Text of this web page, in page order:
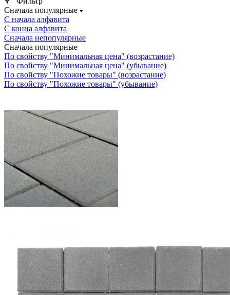
Сначала популярные
С начала алфавита
С конца алфавита
Сначала непопулярные
Сначала популярные
По свойству "Минимальная цена" (возрастание)
По свойству "Минимальная цена" (убывание)
По свойству "Похожие товары" (возрастание)
По свойству "Похожие товары" (убывание)